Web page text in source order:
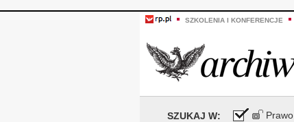
SZKOLENIA I KONFERENCJE
SZUKAJ W: Prawo